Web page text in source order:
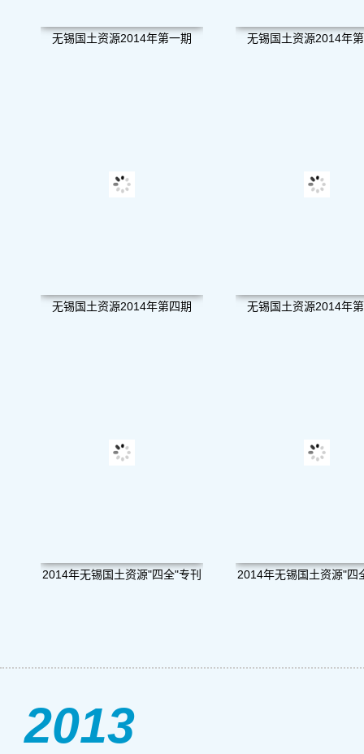
无锡国土资源2014年第一期 无锡国土资源2014年
无锡国土资源2014年第四期 无锡国土资源2014年
2014年无锡国土资源"四全"专刊
2014年无锡国土资源"四
2013